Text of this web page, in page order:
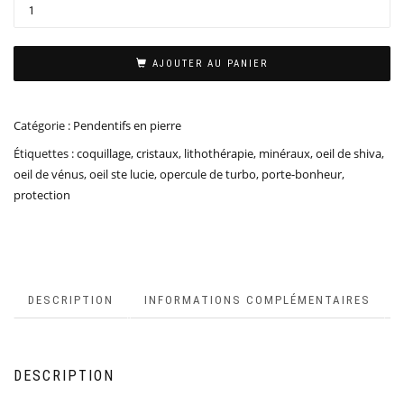
AJOUTER AU PANIER
Catégorie : Pendentifs en pierre
Étiquettes :coquillage,cristaux, lithothérapie, minéraux,oeil de shiva,
oeil de vénus,oeil ste lucie,opercule de turbo, porte-bonheur,
protection
DESCRIPTION INFORMATIONS COMPLÉMENTAIRES
DESCRIPTION